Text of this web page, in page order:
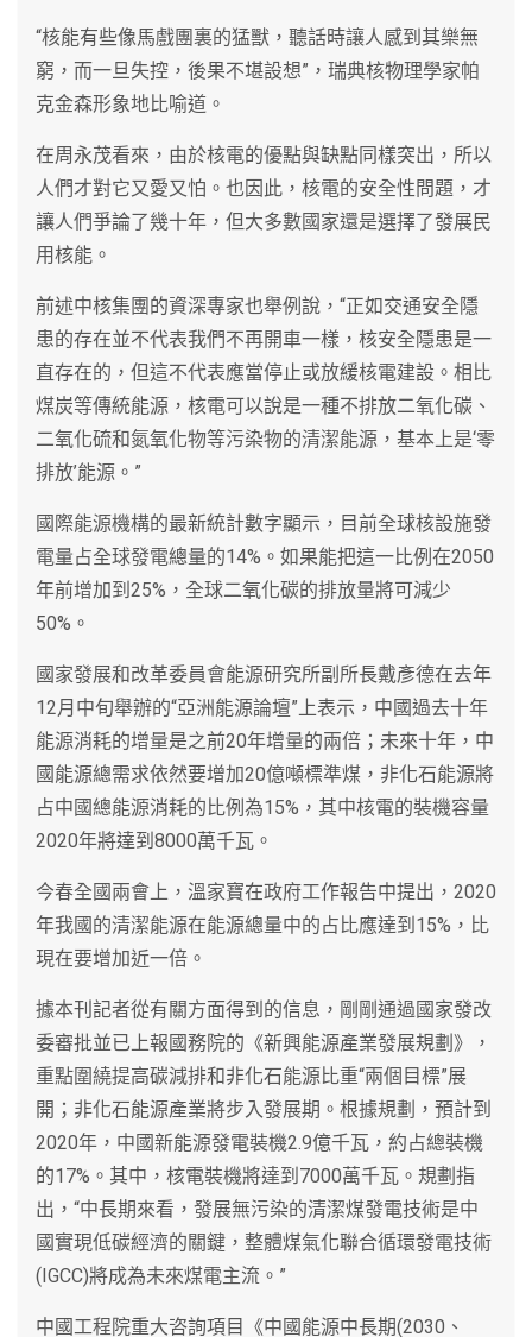
“核能有些像馬戲團裏的猛獸，聽話時讓人感到其樂無
窮，而一旦失控，後果不堪設想”，瑞典核物理學家帕
克金森形象地比喻道。
在周永茂看來，由於核電的優點與缺點同樣突出，所以
人們才對它又愛又怕。也因此，核電的安全性問題，才
讓人們爭論了幾十年，但大多數國家還是選擇了發展民
用核能。
前述中核集團的資深專家也舉例說，“正如交通安全隱
患的存在並不代表我們不再開車一樣，核安全隱患是一
直存在的，但這不代表應當停止或放緩核電建設。相比
煤炭等傳統能源，核電可以說是一種不排放二氧化碳、
二氧化硫和氮氧化物等污染物的清潔能源，基本上是‘零
排放’能源。”
國際能源機構的最新統計數字顯示，目前全球核設施發
電量占全球發電總量的14%。如果能把這一比例在2050
年前增加到25%，全球二氧化碳的排放量將可減少
50%。
國家發展和改革委員會能源研究所副所長戴彥德在去年
12月中旬舉辦的“亞洲能源論壇”上表示，中國過去十年
能源消耗的增量是之前20年增量的兩倍；未來十年，中
國能源總需求依然要增加20億噸標準煤，非化石能源將
占中國總能源消耗的比例為15%，其中核電的裝機容量
2020年將達到8000萬千瓦。
今春全國兩會上，溫家寶在政府工作報告中提出，2020
年我國的清潔能源在能源總量中的占比應達到15%，比
現在要增加近一倍。
據本刊記者從有關方面得到的信息，剛剛通過國家發改
委審批並已上報國務院的《新興能源產業發展規劃》，
重點圍繞提高碳減排和非化石能源比重“兩個目標”展
開；非化石能源產業將步入發展期。根據規劃，預計到
2020年，中國新能源發電裝機2.9億千瓦，約占總裝機
的17%。其中，核電裝機將達到7000萬千瓦。規劃指
出，“中長期來看，發展無污染的清潔煤發電技術是中
國實現低碳經濟的關鍵，整體煤氣化聯合循環發電技術
(IGCC)將成為未來煤電主流。”
中國工程院重大咨詢項目《中國能源中長期(2030、